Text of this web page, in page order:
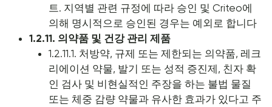
트. 지역별 관련 규정에 따라 승인 및 Criteo에
의해 명시적으로 승인된 경우는 예외로 합니다
1.2.11. 의약품 및 건강 관리 제품
1.2.11.1. 처방약, 규제 또는 제한되는 의약품, 레크
리에이션 약물, 발기 또는 성적 증진제, 친자 확
인 검사 및 비현실적인 주장을 하는 불법 물질
또는 체중 감량 약물과 유사한 효과가 있다고 주